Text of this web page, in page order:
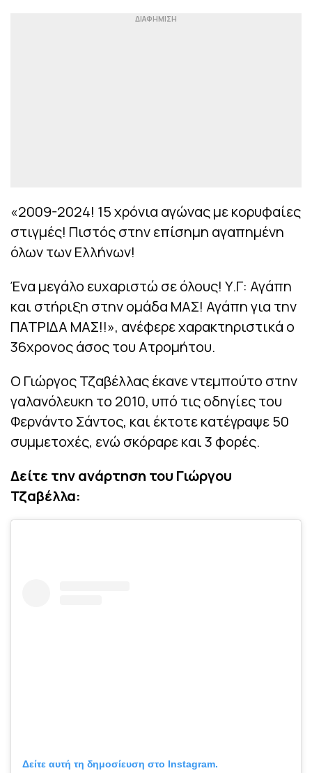
«2009-2024! 15 χρόνια αγώνας με κορυφαίες
στιγμές! Πιστός στην επίσημη αγαπημένη
όλων των Ελλήνων!
Ένα μεγάλο ευχαριστώ σε όλους! Υ.Γ: Αγάπη
και στήριξη στην ομάδα ΜΑΣ! Αγάπη για την
ΠΑΤΡΙΔΑ ΜΑΣ!!», ανέφερε χαρακτηριστικά ο
36χρονος άσος του Ατρομήτου.
Ο Γιώργος Τζαβέλλας έκανε ντεμπούτο στην
γαλανόλευκη το 2010, υπό τις οδηγίες του
Φερνάντο Σάντος, και έκτοτε κατέγραψε 50
συμμετοχές, ενώ σκόραρε και 3 φορές.
Δείτε την ανάρτηση του Γιώργου
Τζαβέλλα:
Δείτε αυτή τη δημοσίευση στο Instagram.